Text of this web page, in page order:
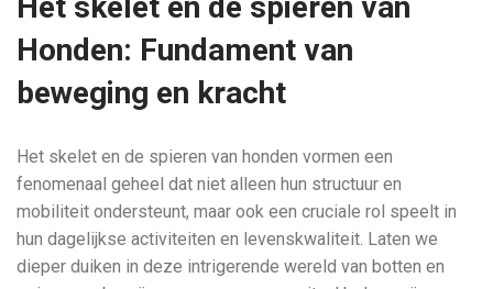
Honden: Fundament van
beweging en kracht
Het skelet en de spieren van honden vormen een
fenomenaal geheel dat niet alleen hun structuur en
mobiliteit ondersteunt, maar ook een cruciale rol speelt in
hun dagelijkse activiteiten en levenskwaliteit. Laten we
dieper duiken in deze intrigerende wereld van botten en